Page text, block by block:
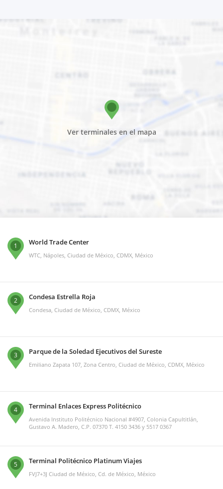
Ver terminales en el mapa
1 World Trade Center
WTC, Nápoles, Ciudad de México, CDMX, México
2 Condesa Estrella Roja
Condesa, Ciudad de México, CDMX, México
3 Parque de la Soledad Ejecutivos del Sureste
Emiliano Zapata 107, Zona Centro, Ciudad de México, CDMX, México
4 Terminal Enlaces Express Politécnico
Avenida Instituto Politécnico Nacional #4907, Colonia Capultitlán,
Gustavo A. Madero, C.P. 07370 T. 4150 3436 y 5517 0367
5 Terminal Politécnico Platinum Viajes
FVJ7+3J Ciudad de México, Cd. de México, México